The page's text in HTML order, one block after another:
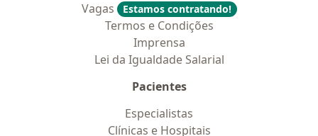
Vagas
Estamos contratando!
Termos e Condições
Imprensa
Lei da Igualdade Salarial
Pacientes
Especialistas
Clínicas e Hospitais